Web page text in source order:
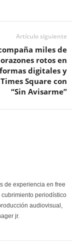
Artículo siguiente
miles de
rotos en
digitales y
Square con
“Sin Avisarme”
de experiencia en free
periodístico
audiovisual,
jr.